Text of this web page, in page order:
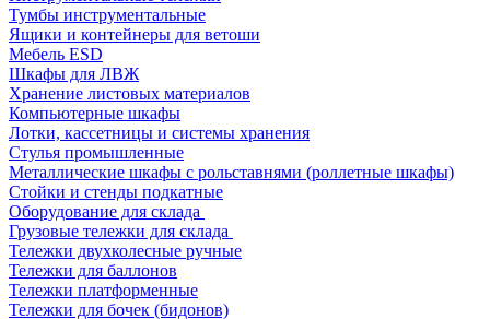
Тумбы инструментальные
Ящики и контейнеры для ветоши
Мебель ESD
Шкафы для ЛВЖ
Хранение листовых материалов
Компьютерные шкафы
Лотки, кассетницы и системы хранения
Стулья промышленные
Металлические шкафы с рольставнями (роллетные шкафы)
Стойки и стенды подкатные
Оборудование для склада
Грузовые тележки для склада
Тележки двухколесные ручные
Тележки для баллонов
Тележки платформенные
Тележки для бочек (бидонов)